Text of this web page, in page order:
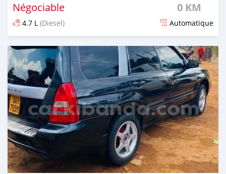
Négociable 0 KM
4.7 L (Diesel) Automatique
Publié il y a 2 jours